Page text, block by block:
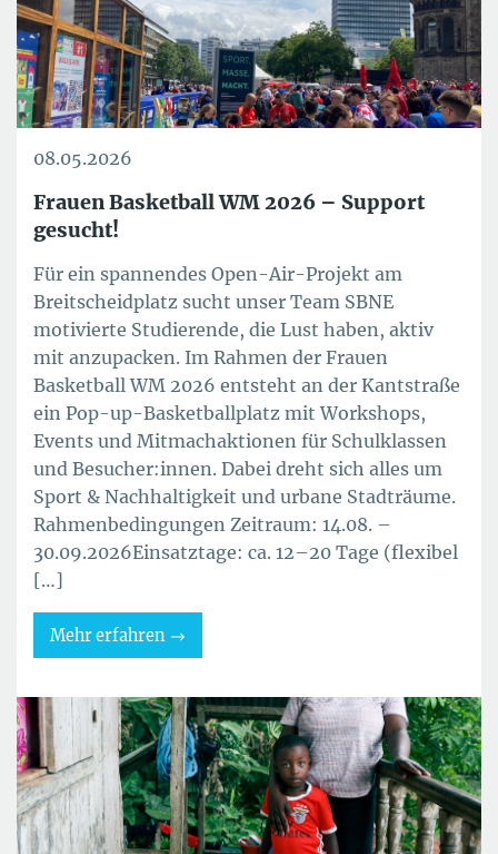
08.05.2026
Frauen Basketball WM 2026 – Support
gesucht!
Für ein spannendes Open-Air-Projekt am
Breitscheidplatz sucht unser Team SBNE
motivierte Studierende, die Lust haben, aktiv
mit anzupacken. Im Rahmen der Frauen
Basketball WM 2026 entsteht an der Kantstraße
ein Pop-up-Basketballplatz mit Workshops,
Events und Mitmachaktionen für Schulklassen
und Besucher:innen. Dabei dreht sich alles um
Sport & Nachhaltigkeit und urbane Stadträume.
Rahmenbedingungen Zeitraum: 14.08. –
30.09.2026Einsatztage: ca. 12–20 Tage (flexibel
[…]
Mehr erfahren